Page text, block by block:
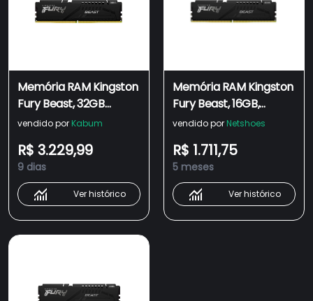
Memória RAM Kingston
Fury Beast, 32GB
5600MHz DDR5 CL40,
KF556C40BB-32
vendido por Kabum
R$ 3.229,99
9 dias
Ver histórico
Memória RAM Kingston
Fury Beast, 16GB,
5600MHz, DDR5, CL40,
KF556C40BB-16
vendido por Netshoes
R$ 1.711,75
5 meses
Ver histórico